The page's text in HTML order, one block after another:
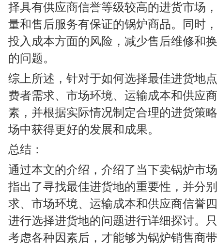
择具有供应商信誉等级较高的进货市场
量和售后服务有保证的锅炉商品。同时
投入成本方面的风险，减少售后维修和
的问题。
综上所述，针对于如何选择最佳进货地
费者需求、市场环境、运输成本和供应
素，并根据实际情况制定合理的进货策
场中获得更好的发展和成果。
总结：
通过本文的介绍，介绍了当下卖锅炉市
指出了寻找最佳进货地的重要性，并分
求、市场环境、运输成本和供应商信誉
进行选择进货地的问题进行详细探讨。
考虑各种因素后，才能够为锅炉销售商